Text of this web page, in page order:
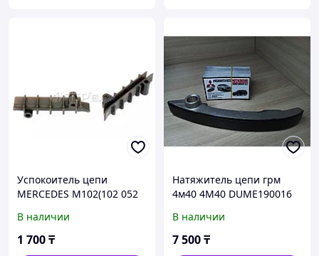
Успокоитель цепи
MERCEDES M102(102 052
В наличии
1 700₸
Натяжитель цепи грм
4м40 4M40 DUME190016
митсубиши mitsubishi
митсубиси запчасти
В наличии
7 500₸